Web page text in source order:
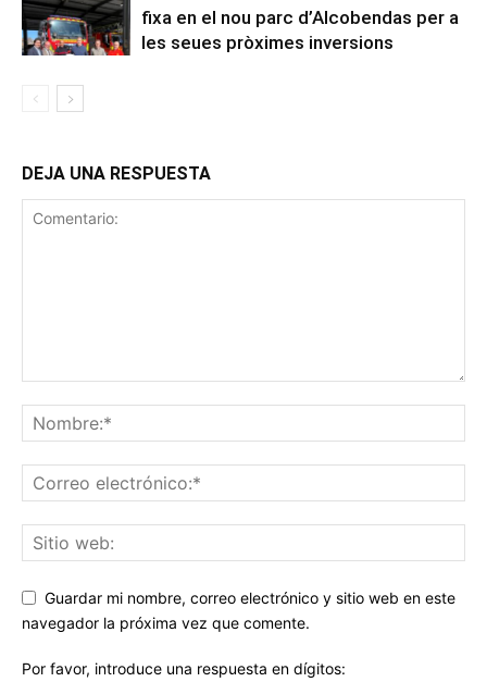
fixa en el nou parc d’Alcobendas per a
les seues pròximes inversions
DEJA UNA RESPUESTA
Guardar mi nombre, correo electrónico y sitio web en este
navegador la próxima vez que comente.
Por favor, introduce una respuesta en dígitos: